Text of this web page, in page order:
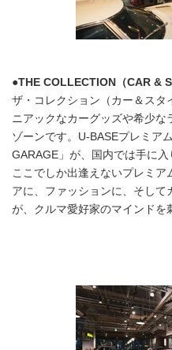
●THE COLLECTION（CAR &
ザ・コレクション（カー＆スタ
ニアックなカーグッズや希少な
ゾーンです。U-BASEプレミア
GARAGE」が、国内では手に入
ここでしか出逢えないプレミア
アに、ファッションに、そして
が、クルマ愛好家のマインドを